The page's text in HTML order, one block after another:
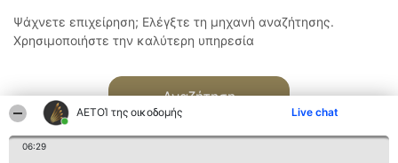
ΑΕΤΟΊ της οικοδομής Live chat
06:29
Ψάχνετε επιχείρηση; Ελέγξτε τη μηχανή αναζήτησης.
Χρησιμοποιήστε την καλύτερη υπηρεσία
Αναζήτηση